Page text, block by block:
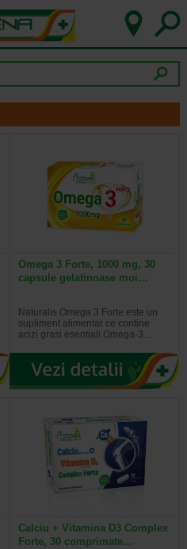
Omega 3 Forte, 1000 mg, 30
capsule gelatinoase moi…
Naturalis Omega 3 Forte este un
supliment alimentar ce contine
acizi grasi esentiali Omega-3…
Calciu + Vitamina D3 Complex
Forte, 30 comprimate…